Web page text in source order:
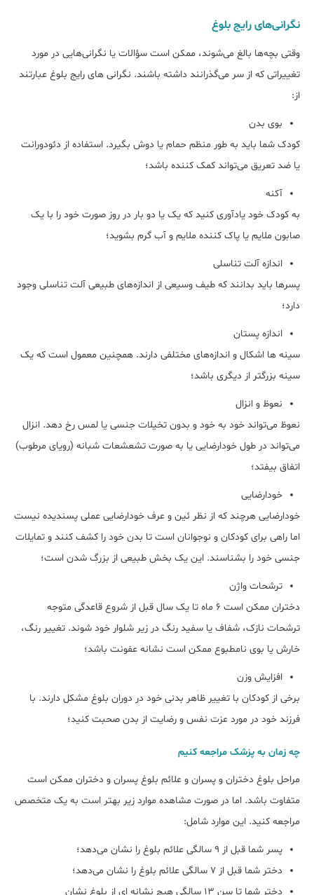
نگرانی‌های رایج بلوغ
وقتی بچه‌ها بالغ می‌شوند، ممکن است سؤالات یا نگرانی‌هایی در مورد
تغییراتی که از سر می‌گذرانند داشته باشند. نگرانی های رایج بلوغ عبارتند
از:
بوی بدن
کودک شما باید به طور منظم حمام یا دوش بگیرد. استفاده از دئودورانت
یا ضد تعریق می‌تواند کمک کننده باشد؛
آکنه
به کودک خود یادآوری کنید که یک یا دو بار در روز صورت خود را با یک
صابون ملایم یا پاک کننده ملایم و آب گرم بشوید؛
اندازه آلت تناسلی
پسرها باید بدانند که طیف وسیعی از اندازه‌های طبیعی آلت تناسلی وجود
دارد؛
اندازه پستان
سینه ها اشکال و اندازه‌های مختلفی دارند. همچنین معمول است که یک
سینه بزرگتر از دیگری باشد؛
نعوظ و انزال
نعوظ می‌تواند خود به خود و بدون تخیلات جنسی یا لمس رخ دهد. انزال
می‌تواند در طول خودارضایی یا به صورت تشعشعات شبانه (رویای مرطوب)
اتفاق بیفتد؛
خودارضایی
خودارضایی هرچند که از نظر ئین و عرف خودارضایی عملی پسندیده نیست
اما راهی برای کودکان و نوجوانان است تا بدن خود را کشف کنند و تمایلات
جنسی خود را بشناسند. این یک بخش طبیعی از بزرگ شدن است؛
ترشحات واژن
دختران ممکن است 6 ماه تا یک سال قبل از شروع قاعدگی متوجه
ترشحات نازک، شفاف یا سفید رنگ در زیر شلوار خود شوند. تغییر رنگ،
خارش یا بوی نامطبوع ممکن است نشانه عفونت باشد؛
افزایش وزن
برخی از کودکان با تغییر ظاهر بدنی خود در دوران بلوغ مشکل دارند. با
فرزند خود در مورد عزت نفس و رضایت از بدن صحبت کنید؛
چه زمان به پزشک مراجعه کنیم
مراحل بلوغ دختران و پسران و علائم بلوغ پسران و دختران ممکن است
متفاوت باشد. اما در صورت مشاهده موارد زیر بهتر است به یک متخصص
مراجعه کنید. این موارد شامل:
پسر شما قبل از 9 سالگی علائم بلوغ را نشان می‌دهد؛
دختر شما قبل از 7 سالگی علائم بلوغ را نشان می‌دهد؛
دختر شما تا سن 13 سالگی هیچ نشانه ای از بلوغ نشان